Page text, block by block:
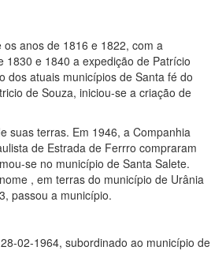
anos de 1816 e 1822, com a
1830 e 1840 a expedição de Patrício
dos atuais municípios de Santa fé do
de Souza, iniciou-se a criação de
suas terras. Em 1946, a Companhia
de Estrada de Ferrro compraram
se no município de Santa Salete.
, em terras do município de Urânia
passou a município.
02-1964, subordinado ao município de